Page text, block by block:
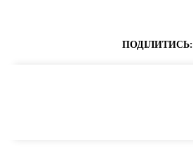
ПОДІЛИТИСЬ: